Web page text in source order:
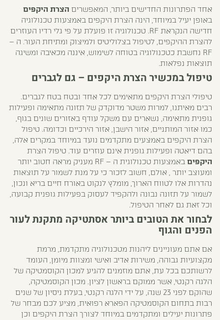
אחד הפתרונות החדישים ביותר, המאפשרים הצרת היקפים
באופן יעיל במיוחד, הינה הצרת היקפים באמצעות טכנולוגיה
חדישה הנקראת RF. טכנולוגיה זו פועלת על פי גלי רדיו העוזרים
להצרת ההיקפים, לטיפול בצלוליטיס ולמיצוק ומתיחת העור. ה –
RF נחשבת כטכנולוגיה בטוחה לשימוש, איננה מכאיבה ומשיגה
תוצאות נפלאות.
טיפול במכשיר הצרת היקפים – גם לגברים
טיפולי הצרת היקפים מתאימים לכל אחד ובטח בטח לגברים.
רבים מאיתנו, למרות משטר מדוקדק של תזונה מתאימה ופעילות
גופנית מתאימה, נשארים עם משקל עודף באזורים שונים בגוף,
כמו אזור המותניים, אזור הישבן, אזור הירכיים וכדומה. טיפול
הצרת היקפים באמצעים מתקדמים נועד במיוחד במקרים אלה,
בהם דיאטה ופעילות גופנית אינם עוזרים עוד. טיפול הצרת
היקפים
באמצעות טכנולוגית ה – RF מעניק מראה חטוב יותר
ומעוצב יותר , אולם, חשוב לזכור כי על מנת לשמור על תוצאות
נהדרות אלו לטווח הארוך, מומלץ לנקוט באורח חיים בריא ונכון,
לשמור על תזונה נבונה ולהקפיד לעסוק בפעילות גופנית קבועה,
וכל זאת גם לאחר הטיפול.
לבחור את הטובים ביותר אסתטיקה מתקנת לעור
הפנים והגוף
אם אתם מעוניינים ליהנות מטכנולוגיה מתקדמת, מרמת
מקצועיות גבוהה, משירות אדיב ואישי ומצוות מיומן, העומד
לרשותכם בכל עת, אתם מוזמנים להגיע למכון הקוסמטיקה של
הלגה רקנטי, אשר ממוקם בראשון לציון. מכון הקוסמטיקה,
שהוקם לפני 23 שנה, על ידי הלגה רקנטי, בעלת ניסיון של שנים
רבות בתחום הקוסמטיקה הפארא רפואית, מציע לכם מבחר של
פתרונות יעילים ומתקדמים במיוחד לצורך הצרת היקפים וכן